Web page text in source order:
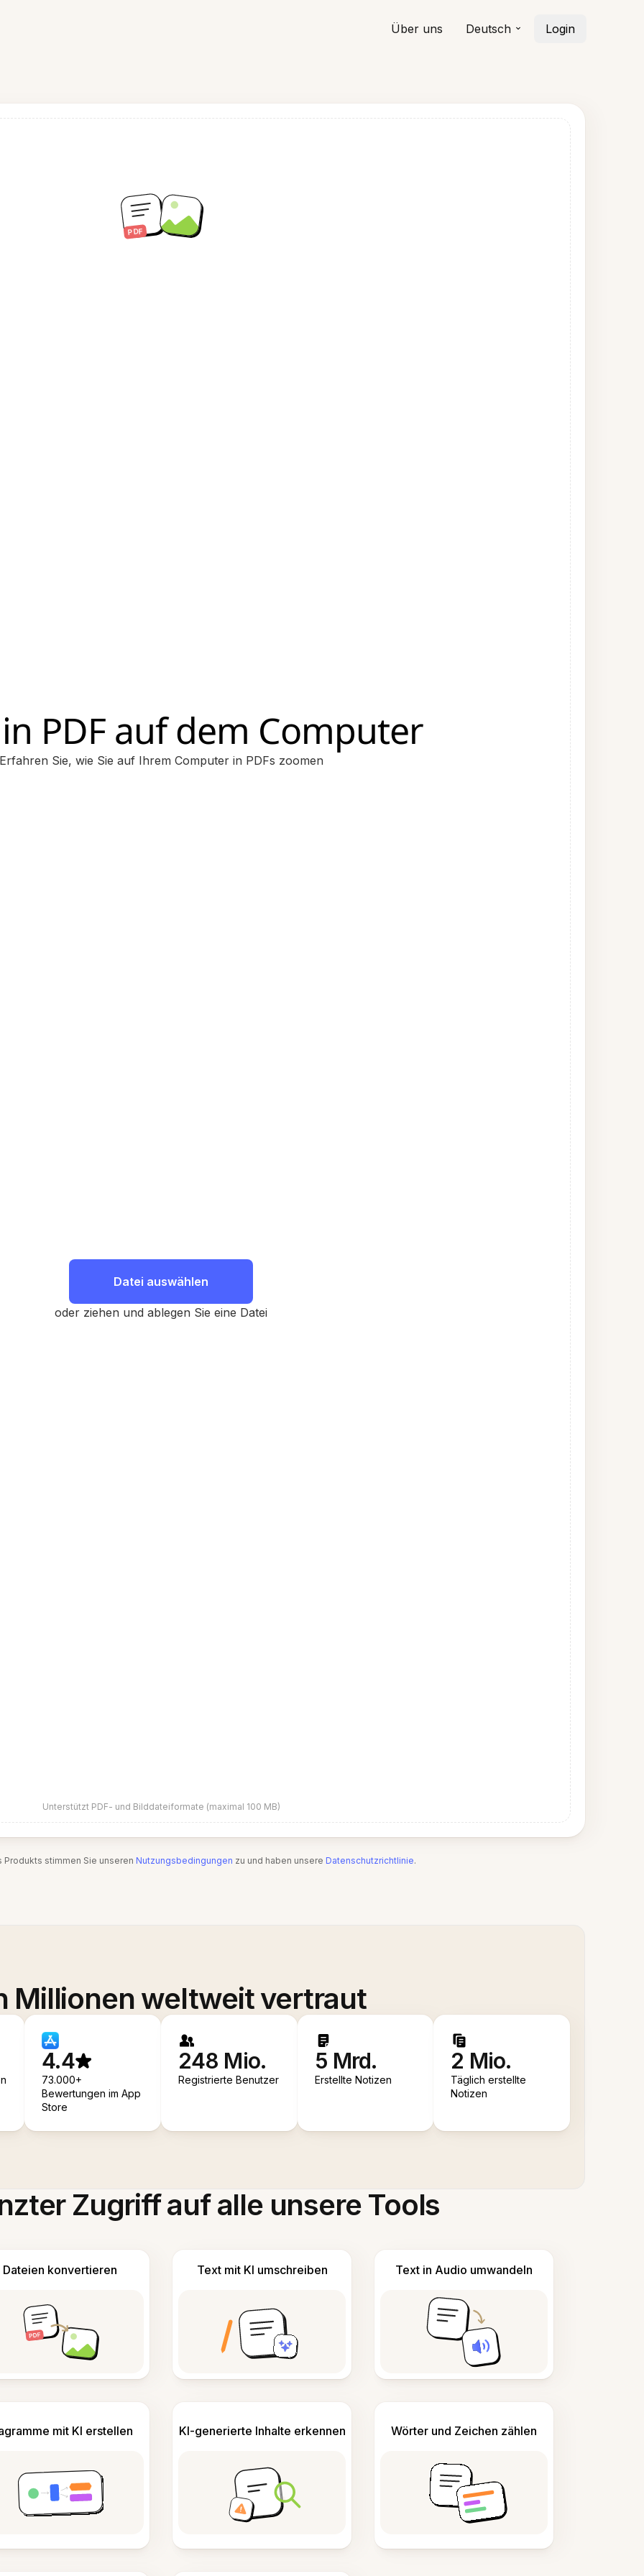
Über uns Deutsch Login
PDF auf dem Computer
Sie, wie Sie auf Ihrem Computer in PDFs zoomen
Datei auswählen
oder ziehen und ablegen Sie eine Datei
Unterstützt PDF- und Bilddateiformate (maximal 100 MB)
Produkts stimmen Sie unseren Nutzungsbedingungen zu und haben unsere Datenschutzrichtlinie.
Millionen weltweit vertraut
4.4
73.000+
Bewertungen im App
Store
248 Mio.
Registrierte Benutzer
5 Mrd.
Erstellte Notizen
2 Mio.
Täglich erstellte
Notizen
Zugriff auf alle unsere Tools
Dateien konvertieren Text mit KI umschreiben Text in Audio umwandeln
mit KI erstellen KI-generierte Inhalte erkennen Wörter und Zeichen zählen